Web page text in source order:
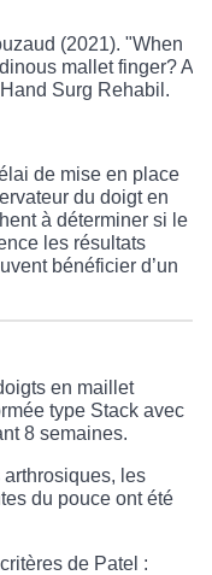
(2021). "When
mallet finger? A
Surg Rehabil.
de mise en place
du doigt en
à déterminer si le
les résultats
bénéficier d’un
en maillet
type Stack avec
8 semaines.
arthrosiques, les
du pouce ont été
de Patel :